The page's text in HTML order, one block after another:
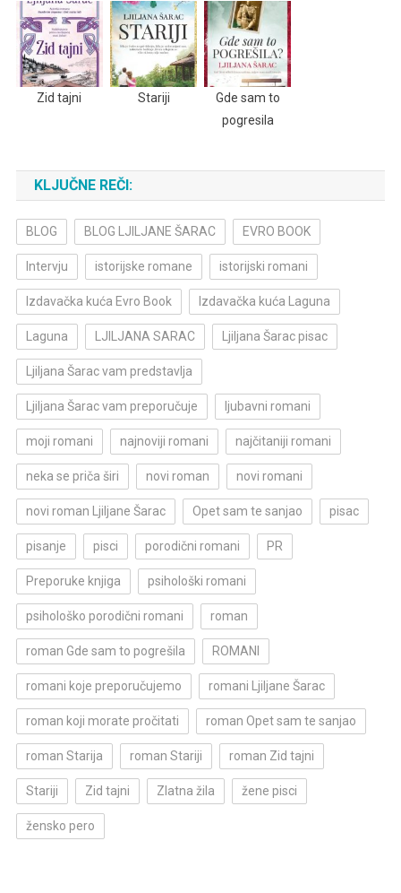
Zid tajni Stariji
Gde sam to
pogresila
KLJUČNE REČI:
BLOG BLOG LJILJANE ŠARAC EVRO BOOK
Intervju istorijske romane istorijski romani
Izdavačka kuća Evro Book Izdavačka kuća Laguna
Laguna LJILJANA SARAC Ljiljana Šarac pisac
Ljiljana Šarac vam predstavlja
Ljiljana Šarac vam preporučuje ljubavni romani
moji romani najnoviji romani najčitaniji romani
neka se priča širi novi roman novi romani
novi roman Ljiljane Šarac Opet sam te sanjao pisac
pisanje pisci porodični romani PR
Preporuke knjiga psihološki romani
psihološko porodični romani roman
roman Gde sam to pogrešila ROMANI
romani koje preporučujemo romani Ljiljane Šarac
roman koji morate pročitati roman Opet sam te sanjao
roman Starija roman Stariji roman Zid tajni
Stariji Zid tajni Zlatna žila žene pisci
žensko pero